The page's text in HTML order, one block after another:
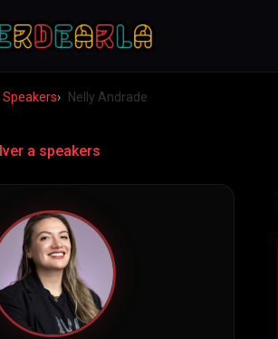
Speakers Nelly Andrade
a speakers